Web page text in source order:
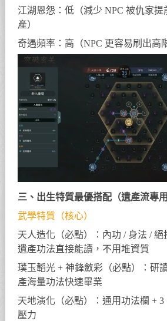
江湖恩怨：低（減少 NPC 被仇家
產）
奇遇頻率：高（NPC 更容易刷出高
三、出生特質最優搭配（遺產流專用
武學特質（核心）
天人造化（必點）：內功 / 身法 / 絕
遺產功法直接能讀，不用堆資質
璞玉韜光 + 神鋒斂彩（必點）：研
產海量功法快速畢業
天地演化（必點）：通用功法欄 +
壓力